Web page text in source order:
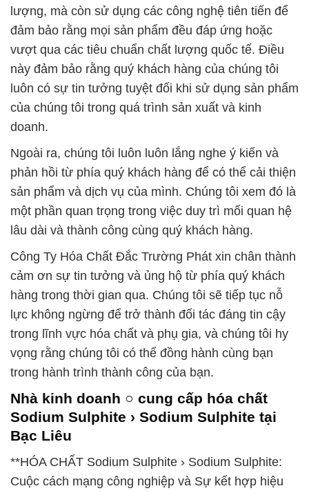
lượng, mà còn sử dụng các công nghệ tiên tiến để
đảm bảo rằng mọi sản phẩm đều đáp ứng hoặc
vượt qua các tiêu chuẩn chất lượng quốc tế. Điều
này đảm bảo rằng quý khách hàng của chúng tôi
luôn có sự tin tưởng tuyệt đối khi sử dụng sản phẩm
của chúng tôi trong quá trình sản xuất và kinh
doanh.
Ngoài ra, chúng tôi luôn luôn lắng nghe ý kiến và
phản hồi từ phía quý khách hàng để có thể cải thiện
sản phẩm và dịch vụ của mình. Chúng tôi xem đó là
một phần quan trọng trong việc duy trì mối quan hệ
lâu dài và thành công cùng quý khách hàng.
Công Ty Hóa Chất Đắc Trường Phát xin chân thành
cảm ơn sự tin tưởng và ủng hộ từ phía quý khách
hàng trong thời gian qua. Chúng tôi sẽ tiếp tục nỗ
lực không ngừng để trở thành đối tác đáng tin cậy
trong lĩnh vực hóa chất và phụ gia, và chúng tôi hy
vọng rằng chúng tôi có thể đồng hành cùng bạn
trong hành trình thành công của bạn.
Nhà kinh doanh ○ cung cấp hóa chất
Sodium Sulphite › Sodium Sulphite tại
Bạc Liêu
**HÓA CHẤT Sodium Sulphite › Sodium Sulphite:
Cuộc cách mạng công nghiệp và Sự kết hợp hiệu